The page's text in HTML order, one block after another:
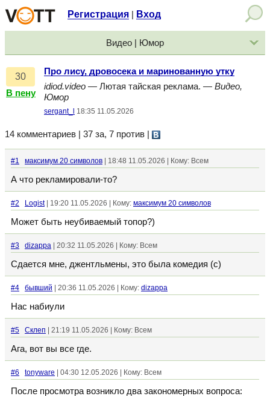
Регистрация Вход
Видео | Юмор
30
В пену
Про лису, дровосека и маринованную утку
idiod.video — Лютая тайская реклама. — Видео,
Юмор
sergant_l 18:35 11.05.2026
14 комментариев | 37 за, 7 против
#1 максимум 20 символов | 18:48 11.05.2026 | Кому: Всем
А что рекламировали-то?
#2 Logist| 19:20 11.05.2026 | Кому: максимум 20 символов
Может быть неубиваемый топор?)
#3 dizappa | 20:32 11.05.2026 | Кому: Всем
Сдается мне, джентльмены, это была комедия (с)
#4 бывший | 20:36 11.05.2026 | Кому: dizappa
Нас набиули
#5 Склеп | 21:19 11.05.2026 | Кому: Всем
Ага, вот вы все где.
#6 tonyware | 04:30 12.05.2026 | Кому: Всем
После просмотра возникло два закономерных вопроса: